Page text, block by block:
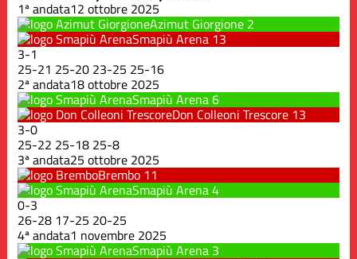
1ª andata12 ottobre 2025
Azimut Giorgione 2
Smapiù Arena 13
3-1
25-21 25-20 23-25 25-16
2ª andata18 ottobre 2025
Smapiù Arena6
Don Colleoni Trescore 13
3-0
25-22 25-18 25-8
3ª andata25 ottobre 2025
Brembo 11
Smapiù Arena4
0-3
26-28 17-25 20-25
4ª andata1 novembre 2025
Smapiù Arena 3